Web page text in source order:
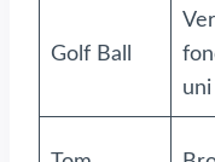
Golf Ball
uni